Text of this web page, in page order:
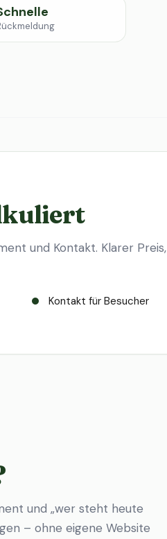
und Kontakt. Klarer Preis,
Kontakt für Besucher
und „wer steht heute
– ohne eigene Website